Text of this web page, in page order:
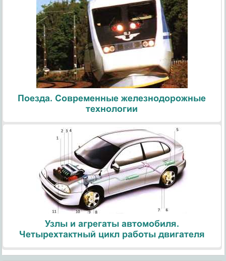
Поезда. Современные железнодорожные
технологии
Узлы и агрегаты автомобиля.
Четырехтактный цикл работы двигателя